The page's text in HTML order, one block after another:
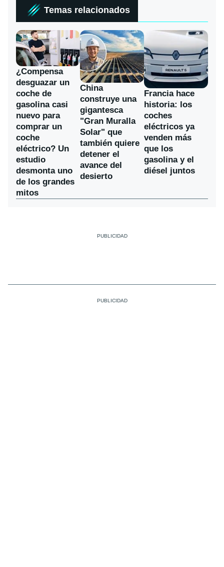
Temas relacionados
¿Compensa
desguazar un
coche de
gasolina casi
nuevo para
comprar un
coche
eléctrico? Un
estudio
desmonta uno
de los grandes
mitos
China
construye una
gigantesca
"Gran Muralla
Solar" que
también quiere
detener el
avance del
desierto
Francia hace
historia: los
coches
eléctricos ya
venden más
que los
gasolina y el
diésel juntos